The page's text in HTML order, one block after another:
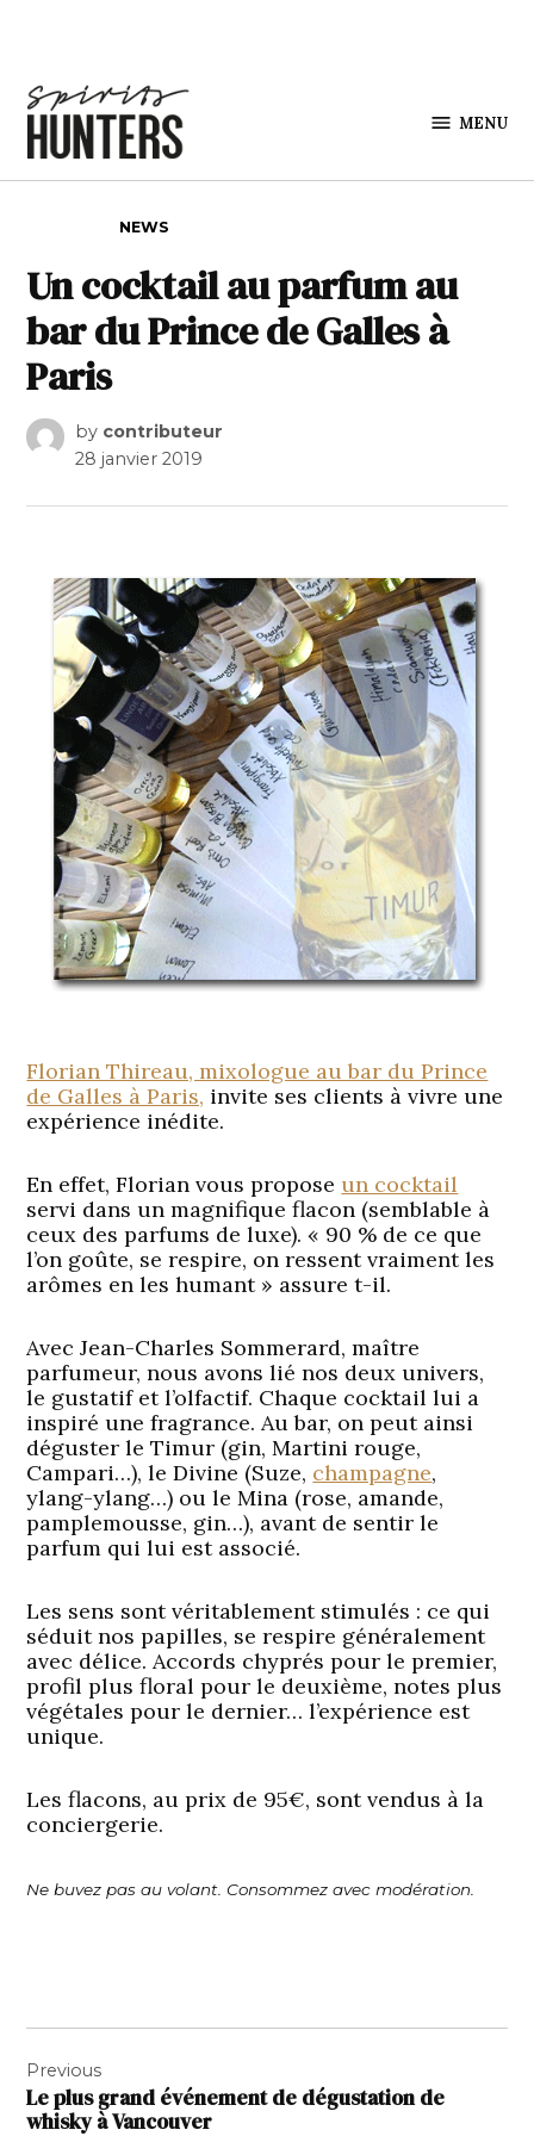
MENU
NEWS
Un cocktail au parfum au
bar du Prince de Galles à
Paris
by contributeur
28 janvier 2019
Florian Thireau, mixologue au bar du Prince
de Galles à Paris, invite ses clients à vivre une
expérience inédite.
En effet, Florian vous proposeun cocktail
servi dans un magnifique flacon (semblable à
ceux des parfums de luxe). « 90 % de ce que
l’on goûte, se respire, on ressent vraiment les
arômes en les humant » assure t-il.
Avec Jean-Charles Sommerard, maître
parfumeur, nous avons lié nos deux univers,
le gustatif et l’olfactif. Chaque cocktail lui a
inspiré une fragrance. Au bar, on peut ainsi
déguster le Timur (gin, Martini rouge,
Campari…), le Divine (Suze, champagne,
ylang-ylang…) ou le Mina (rose, amande,
pamplemousse, gin…), avant de sentir le
parfum qui lui est associé.
Les sens sont véritablement stimulés : ce qui
séduit nos papilles, se respire généralement
avec délice. Accords chyprés pour le premier,
profil plus floral pour le deuxième, notes plus
végétales pour le dernier… l’expérience est
unique.
Les flacons, au prix de 95€, sont vendus à la
conciergerie.
Ne buvez pas au volant. Consommez avec modération.
de
l’article
Previous
Le plus grand événement de dégustation de
whisky à Vancouver